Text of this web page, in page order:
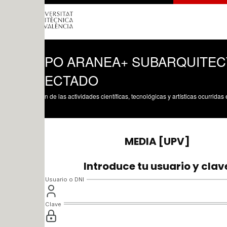
ARANEA+
de las actividades científicas, tecnológicas y artísticas ocurridas en los tres